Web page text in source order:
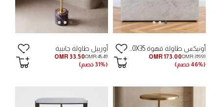
OMR 173.00OMR 319.59
(46% خصم)
أورييل طاولة جانبية
OMR 33.50OMR 45.49
(31% خصم)